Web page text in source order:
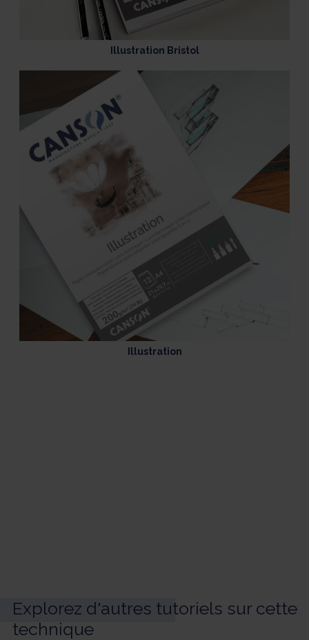
Illustration Bristol
Illustration
Explorez d'autres tutoriels sur cette
technique